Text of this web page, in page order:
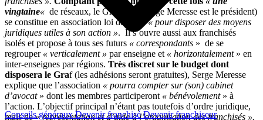
Conseils générauxDevenir franchiséDevenir franchiseur
vingtaine« de réseaux, le Graf (dont Serge Meresse est le président)
se constitue en association loi de 1901« pour disposer des moyens
juridiques utiles à son action ». Il s’ouvre aussi aux franchisés
isolés et propose à tous ses futurs « correspondants » de se
regrouper « verticalement » par enseigne et « horizontalement» en
inter-enseignes par régions. Très discret sur le budget dont
disposera le Graf (les adhésions seront gratuites), Serge Meresse
explique que l’association « pourra compter sur (son) cabinet
d’avocat» dont les membres participeront « bénévolement» à
l’action. L’objectif principal n’étant pas toutefois d’ordre juridique,
mais de «représentation et d’aide à l’organisation des franchisés ».